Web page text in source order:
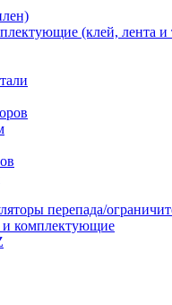
(клей, лента и
перепада/
и комплектующие